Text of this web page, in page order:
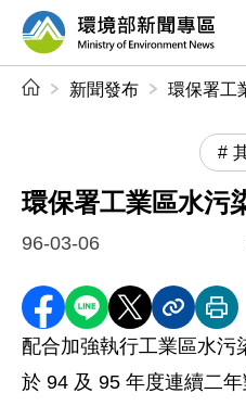
前往中央內容區塊
環境部新聞
新聞發布 環保署工
環保署工業區水污
96-03-06
分享至 Facebook
分享到 LINE
分享到 X
分享內列
配合加強執行工業區水污
於 94 及 95 年度連續二